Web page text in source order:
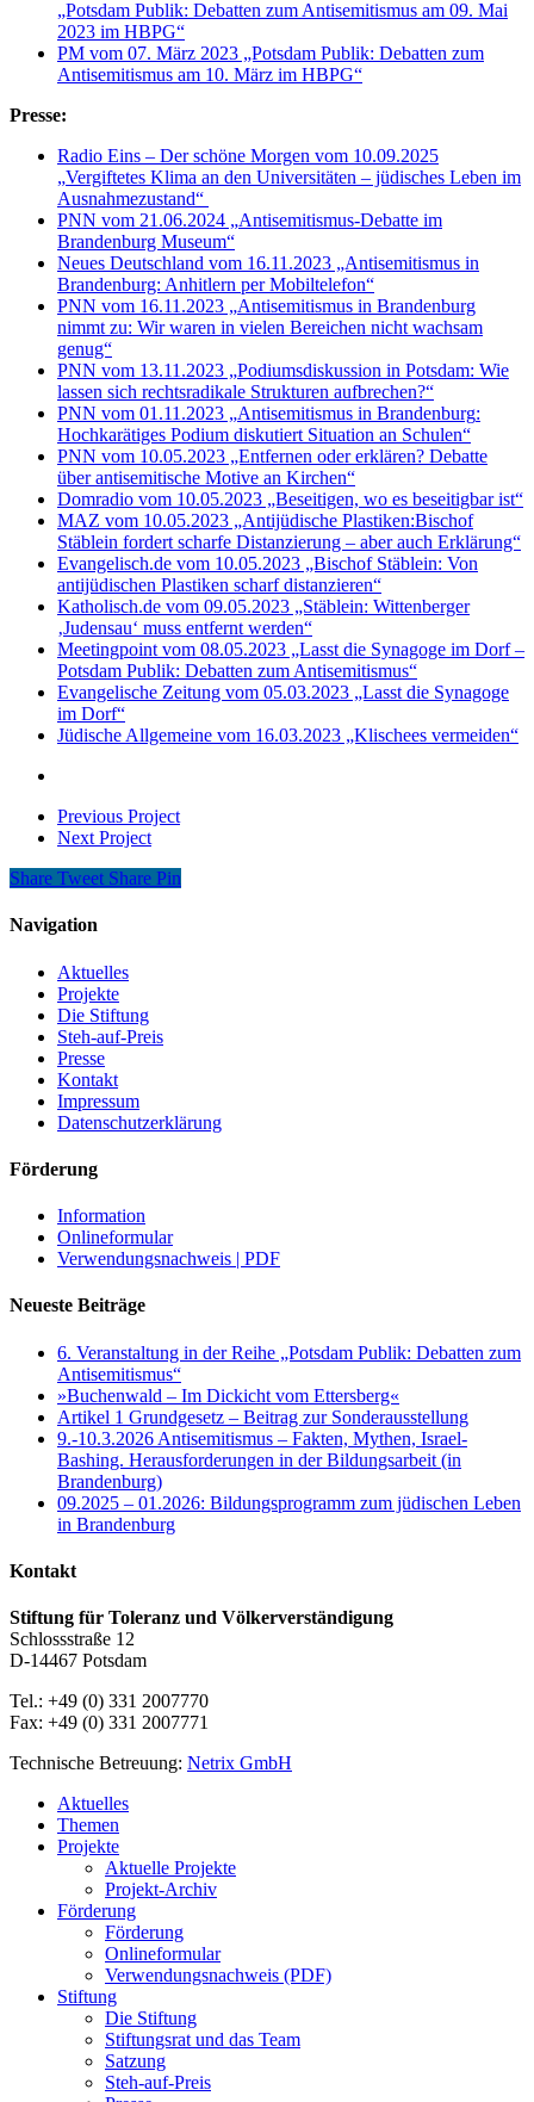
„Potsdam Publik: Debatten zum Antisemitismus am 09. Mai
2023 im HBPG“
PM vom 07. März 2023 „Potsdam Publik: Debatten zum
Antisemitismus am 10. März im HBPG“
Presse:
Radio Eins – Der schöne Morgen vom 10.09.2025
„Vergiftetes Klima an den Universitäten – jüdisches Leben im
Ausnahmezustand“
PNN vom 21.06.2024 „Antisemitismus-Debatte im
Brandenburg Museum“
Neues Deutschland vom 16.11.2023 „Antisemitismus in
Brandenburg: Anhitlern per Mobiltelefon“
PNN vom 16.11.2023 „Antisemitismus in Brandenburg
nimmt zu: Wir waren in vielen Bereichen nicht wachsam
genug“
PNN vom 13.11.2023 „Podiumsdiskussion in Potsdam: Wie
lassen sich rechtsradikale Strukturen aufbrechen?“
PNN vom 01.11.2023 „Antisemitismus in Brandenburg:
Hochkarätiges Podium diskutiert Situation an Schulen“
PNN vom 10.05.2023 „Entfernen oder erklären? Debatte
über antisemitische Motive an Kirchen“
Domradio vom 10.05.2023 „Beseitigen, wo es beseitigbar ist“
MAZ vom 10.05.2023 „Antijüdische Plastiken:Bischof
Stäblein fordert scharfe Distanzierung – aber auch Erklärung“
Evangelisch.de vom 10.05.2023 „Bischof Stäblein: Von
antijüdischen Plastiken scharf distanzieren“
Katholisch.de vom 09.05.2023 „Stäblein: Wittenberger
‚Judensau‘ muss entfernt werden“
Meetingpoint vom 08.05.2023 „Lasst die Synagoge im Dorf –
Potsdam Publik: Debatten zum Antisemitismus“
Evangelische Zeitung vom 05.03.2023 „Lasst die Synagoge
im Dorf“
Jüdische Allgemeine vom 16.03.2023 „Klischees vermeiden“
Previous Project
Next Project
Share Tweet Share Pin
Navigation
Aktuelles
Projekte
Die Stiftung
Steh-auf-Preis
Presse
Kontakt
Impressum
Datenschutzerklärung
Förderung
Information
Onlineformular
Verwendungsnachweis | PDF
Neueste Beiträge
6. Veranstaltung in der Reihe „Potsdam Publik: Debatten zum
Antisemitismus“
»Buchenwald – Im Dickicht vom Ettersberg«
Artikel 1 Grundgesetz – Beitrag zur Sonderausstellung
9.-10.3.2026 Antisemitismus – Fakten, Mythen, Israel-
Bashing. Herausforderungen in der Bildungsarbeit (in
Brandenburg)
09.2025 – 01.2026: Bildungsprogramm zum jüdischen Leben
in Brandenburg
Kontakt
Stiftung für Toleranz und Völkerverständigung
Schlossstraße 12
D-14467 Potsdam
Tel.: +49 (0) 331 2007770
Fax: +49 (0) 331 2007771
Technische Betreuung: Netrix GmbH
Close
Menu
Aktuelles
Themen
Projekte
Aktuelle Projekte
Projekt-Archiv
Förderung
Förderung
Onlineformular
Verwendungsnachweis (PDF)
Stiftung
Die Stiftung
Stiftungsrat und das Team
Satzung
Steh-auf-Preis